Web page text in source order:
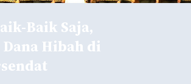
Baik Saja,
Hibah di